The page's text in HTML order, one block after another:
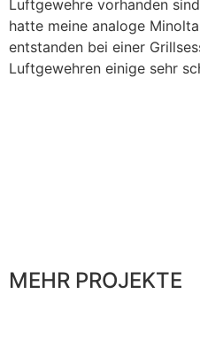
Luftgewehre vorhanden
hatte meine analoge
entstanden bei einer
Luftgewehren einige sehr
MEHR PROJEKTE